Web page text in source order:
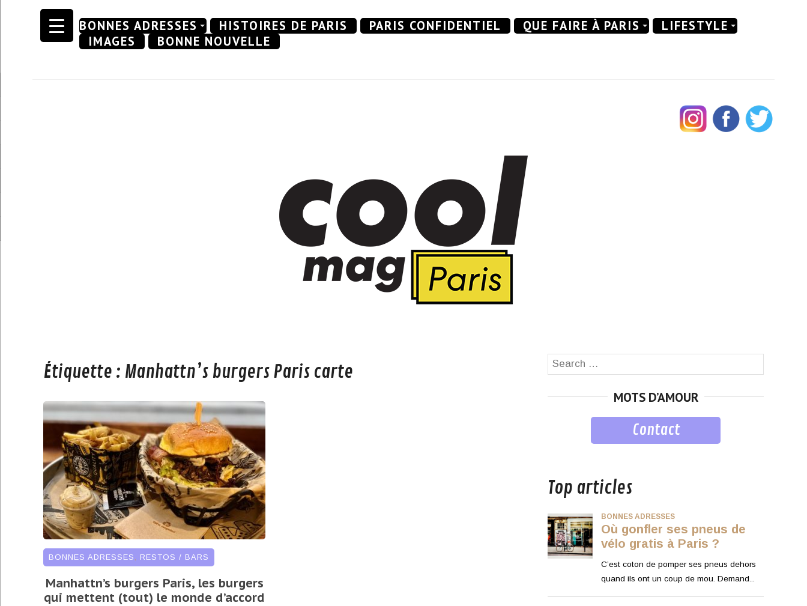
Skip
BONNES ADRESSES HISTOIRES DE PARIS PARIS CONFIDENTIEL QUE FAIRE À PARIS
LIFESTYLE
IMAGES
BONNE NOUVELLE
Étiquette : Manhattn’s burgers Paris carte
BONNES ADRESSES RESTOS / BARS
Manhattn’s burgers Paris, les burgers
qui mettent (tout) le monde d’accord
Search
MOTS D’AMOUR
Contact
Top articles